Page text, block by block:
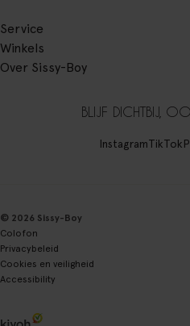
Service
Winkels
Over Sissy-Boy
BLIJF DICHTBIJ,
InstagramTikTok
© 2026 Sissy-Boy
Colofon
Privacybeleid
Cookies en veiligheid
Accessibility